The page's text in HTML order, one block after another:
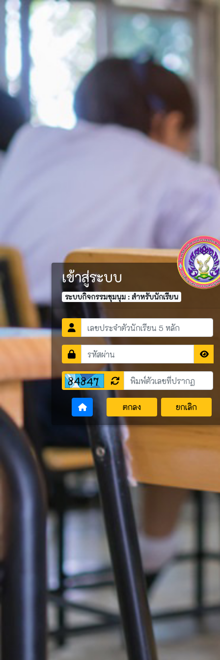
เข้าสู่ระบบ
ระบบกิจกรรมชุมนุม : สำหรับนักเรียน